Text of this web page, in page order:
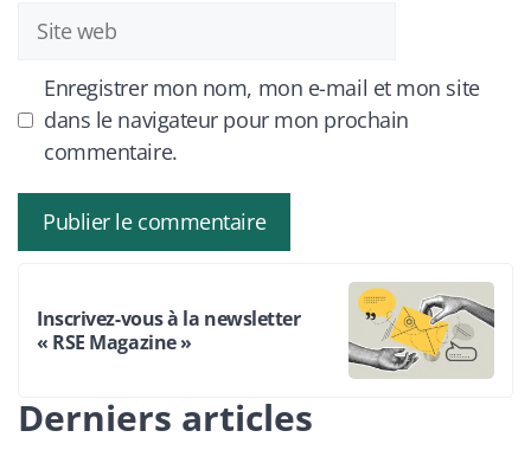
Site
web
Enregistrer mon nom, mon e-mail et mon site
dans le navigateur pour mon prochain
commentaire.
Inscrivez-vous à la newsletter
« RSE Magazine »
Derniers articles